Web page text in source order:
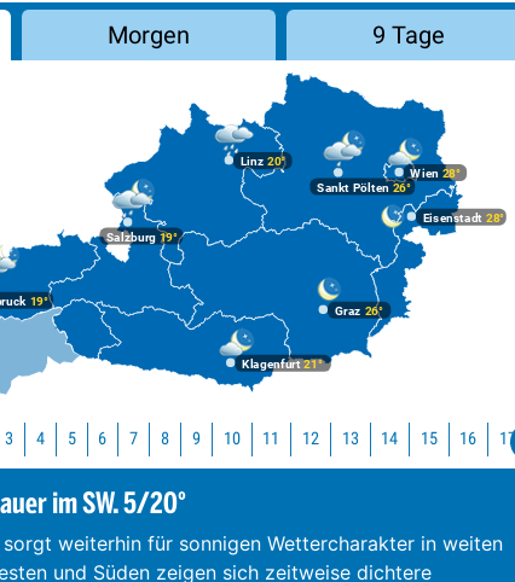
Morgen 9 Tage
Graz 26°
19°
Klagenfurt21°
Linz 20°
Salzburg19°
Wien 28°
Eisenstadt 28°
Sankt Pölten 26°
3 4 5 6 7 8 9 10 11 12 13 14 15 16 17
im SW. 5/20°
weiterhin für sonnigen Wettercharakter in weiten
und Süden zeigen sich zeitweise dichtere